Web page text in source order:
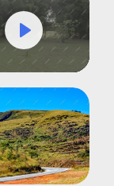
Settings
Play